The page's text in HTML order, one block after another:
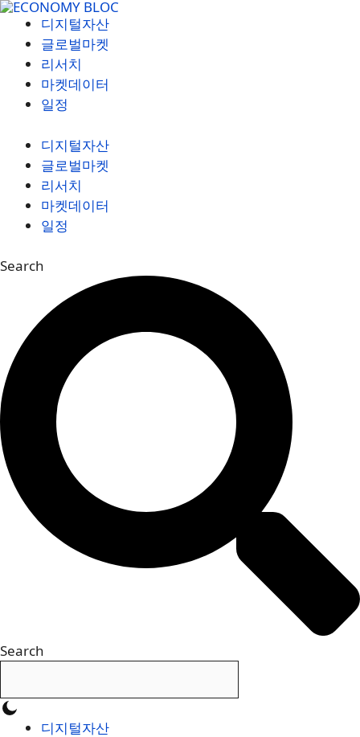
컨
디지털자산
글로벌마켓
리서치
마켓데이터
일정
디지털자산
글로벌마켓
리서치
마켓데이터
일정
Search
Search
디지털자산